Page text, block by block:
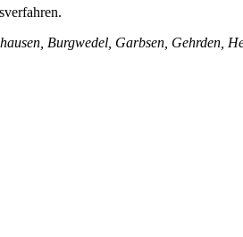
Burgwedel, Garbsen, Gehrden,